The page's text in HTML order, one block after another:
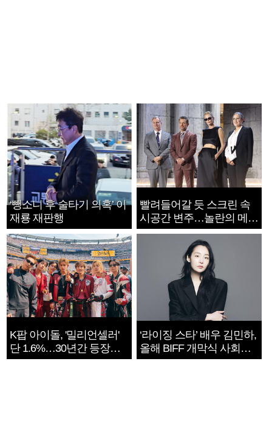
‘뺑소니 후 술타기 의혹’ 이
재룡 재판행
빨려들어갈 듯 스크린 속
시공간 변주…놀란의 메시
지는 ‘전쟁 속죄’
K팝 아이돌, '밀리언셀러'
단 1.6%…30년간 등장
1182개팀 전수조사
‘라이징 스타’ 배우 김민하,
올해 BIFF 개막식 사회자
확정